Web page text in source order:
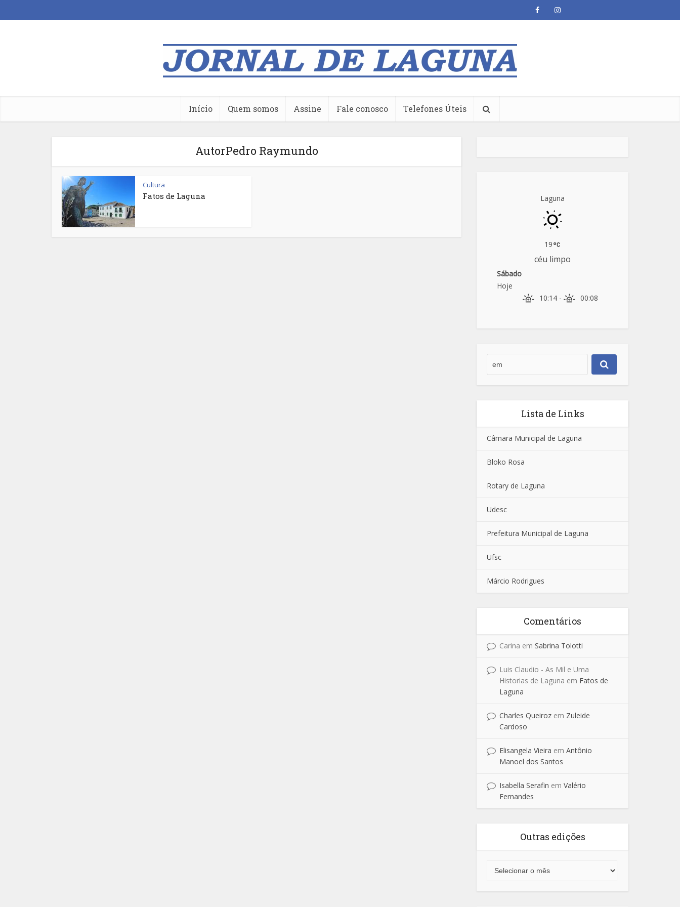
Início Quem somos Assine Fale conosco Telefones Úteis
AutorPedro Raymundo
Cultura
Fatos de Laguna Laguna
19
céu limpo
Sábado
Hoje
10:14 - 00:08
Lista de Links
Câmara Municipal de Laguna
Bloko Rosa
Rotary de Laguna
Udesc
Prefeitura Municipal de Laguna
Ufsc
Márcio Rodrigues
Comentários
Carina em Sabrina Tolotti
Luis Claudio - As Mil e Uma
Historias de Laguna em Fatos de
Laguna
Charles Queiroz em Zuleide
Cardoso
Elisangela Vieira em Antônio
Manoel dos Santos
Isabella Serafin em Valério
Fernandes
Outras edições